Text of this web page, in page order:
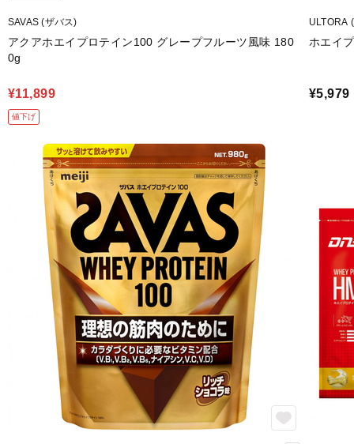
SAVAS (ザバス)
アクアホエイプロテイン100 グレープフルーツ風味 180
0g
¥11,899
値下げ
ULTORA
ホエイ
¥5,979